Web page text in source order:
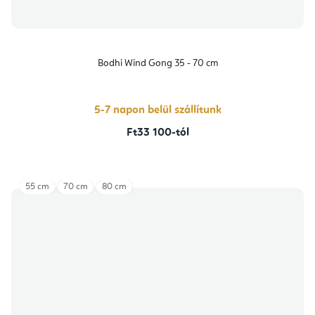
Bodhi Wind Gong 35 - 70 cm
5-7 napon belül szállítunk
Ft33 100-tól
55 cm 70 cm 80 cm